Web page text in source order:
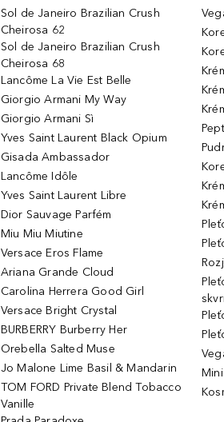
Sol de Janeiro Brazilian Crush
Cheirosa 62
Sol de Janeiro Brazilian Crush
Cheirosa 68
Lancôme La Vie Est Belle
Giorgio Armani My Way
Giorgio Armani Sì
Yves Saint Laurent Black Opium
Gisada Ambassador
Lancôme Idôle
Yves Saint Laurent Libre
Dior Sauvage Parfém
Miu Miu Miutine
Versace Eros Flame
Ariana Grande Cloud
Carolina Herrera Good Girl
Versace Bright Crystal
BURBERRY Burberry Her
Orebella Salted Muse
Jo Malone Lime Basil & Mandarin
TOM FORD Private Blend Tobacco
Vanille